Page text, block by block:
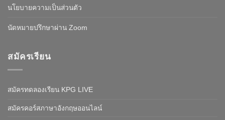
นโยบายความเป็นส่วนตัว
นัดหมายปรึกษาผ่าน Zoom
สมัครเรียน
สมัครทดลองเรียน KPG LIVE
สมัครคอร์สภาษาอังกฤษออนไลน์